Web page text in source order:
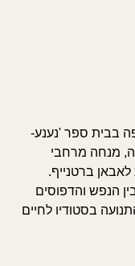
בבית ספר 'נענע-
מנחה מרחבי
ברטנייף.
הנפש והדפוסים
בסטודיו לחיים